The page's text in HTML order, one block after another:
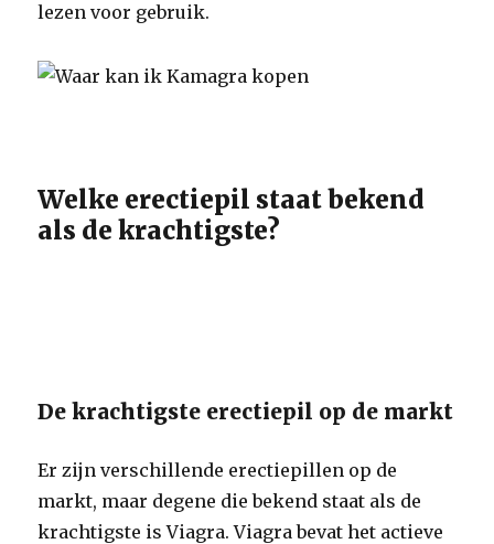
lezen voor gebruik.
Welke erectiepil staat bekend
als de krachtigste?
De krachtigste erectiepil op de markt
Er zijn verschillende erectiepillen op de
markt, maar degene die bekend staat als de
krachtigste is Viagra. Viagra bevat het actieve